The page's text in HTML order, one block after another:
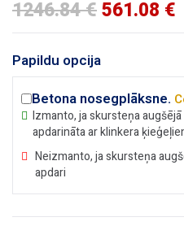
1246.84€561.08 €
Papildu opcija
Betona nosegplāksne.
Izmanto, ja skursteņa
apdarināta ar klinkera
Neizmanto, ja skursteņa
apdari